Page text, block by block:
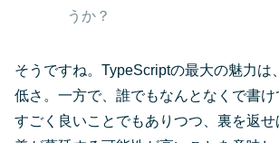
うか？
そうですね。TypeScriptの最大の魅力は
低さ。一方で、誰でもなんとなくで書
すごく良いことでもありつつ、裏を返